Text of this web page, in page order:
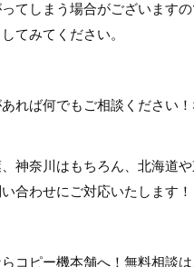
てしまう場合がございます
てみてください。
れば何でもご相談ください
神奈川はもちろん、北海道
合わせにご対応いたします！
コピー機本舗へ！無料相談